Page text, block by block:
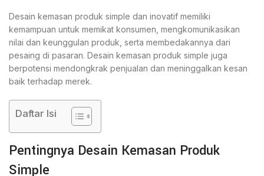
Desain kemasan produk simple dan inovatif memiliki
kemampuan untuk memikat konsumen, mengkomunikasikan
nilai dan keunggulan produk, serta membedakannya dari
pesaing di pasaran. Desain kemasan produk simple juga
berpotensi mendongkrak penjualan dan meninggalkan kesan
baik terhadap merek.
Daftar Isi
Pentingnya Desain Kemasan Produk
Simple